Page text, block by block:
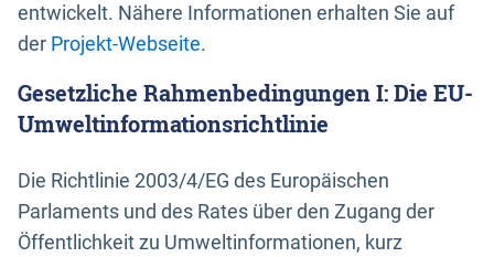
entwickelt. Nähere Informationen erhalten Sie auf
der Projekt-Webseite.
Gesetzliche Rahmenbedingungen I: Die EU-
Umweltinformationsrichtlinie
Die Richtlinie 2003/4/EG des Europäischen
Parlaments und des Rates über den Zugang der
Öffentlichkeit zu Umweltinformationen, kurz